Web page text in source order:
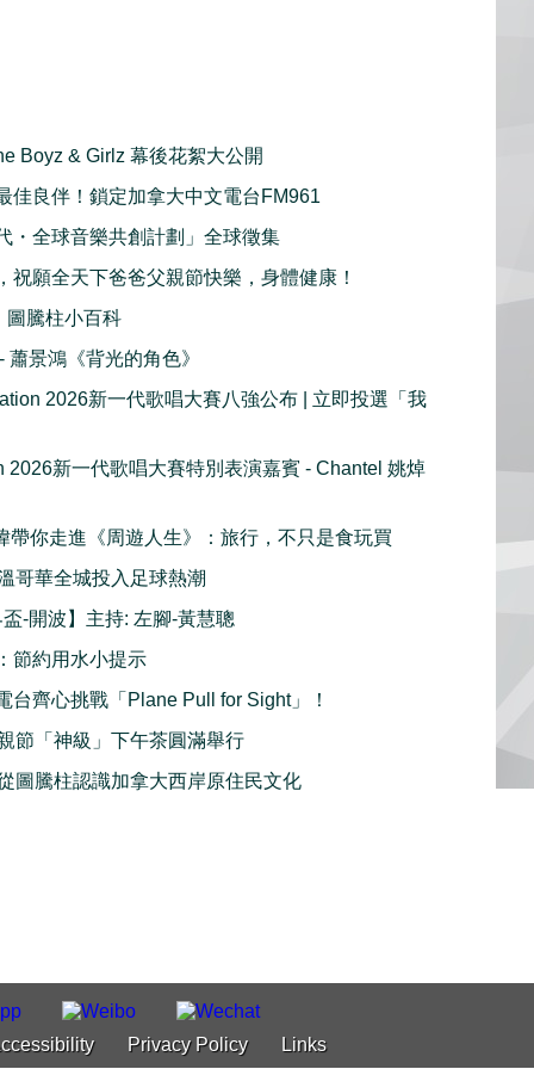
Boyz & Girlz 幕後花絮大公開
佳良伴！鎖定加拿大中文電台FM961
・全球音樂共創計劃」全球徵集
祝願全天下爸爸父親節快樂，身體健康！
圖騰柱小百科
蕭景鴻《背光的角色》
2026新一代歌唱大賽八強公布 | 立即投選「我
2026新一代歌唱大賽特別表演嘉賓 - Chantel 姚焯
帶你走進《周遊人生》：旅行，不只是食玩買
哥華全城投入足球熱潮
-開波】主持: 左腳-黃慧聰
節約用水小提示
台齊心挑戰「Plane Pull for Sight」！
節「神級」下午茶圓滿舉行
圖騰柱認識加拿大西岸原住民文化
Privacy Policy Links